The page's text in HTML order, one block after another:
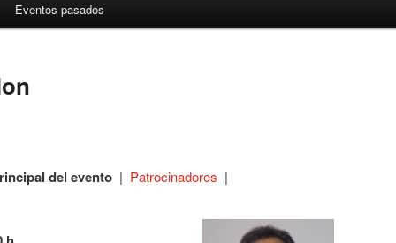
Eventos pasados
del evento | Patrocinadores |